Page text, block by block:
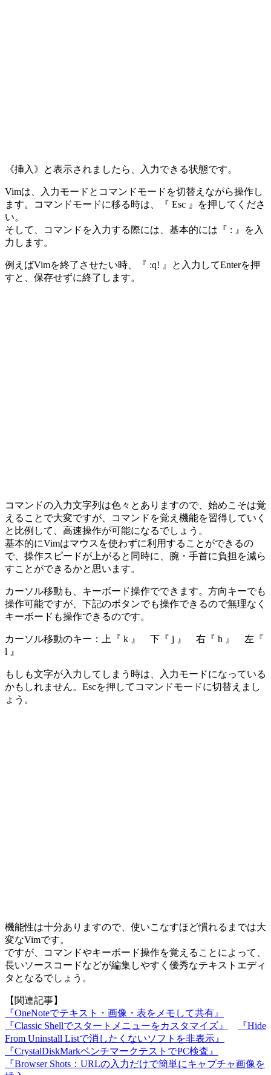
《挿入》と表示されましたら、入力できる状態です。
Vimは、入力モードとコマンドモードを切替えながら操作し
ます。コマンドモードに移る時は、『 Esc 』を押してくださ
い。
そして、コマンドを入力する際には、基本的には『 : 』を入
力します。
例えばVimを終了させたい時、『 :q! 』と入力してEnterを押
すと、保存せずに終了します。
コマンドの入力文字列は色々とありますので、始めこそは覚
えることで大変ですが、コマンドを覚え機能を習得していく
と比例して、高速操作が可能になるでしょう。
基本的にVimはマウスを使わずに利用することができるの
で、操作スピードが上がると同時に、腕・手首に負担を減ら
すことができるかと思います。
カーソル移動も、キーボード操作でできます。方向キーでも
操作可能ですが、下記のボタンでも操作できるので無理なく
キーボードも操作できるのです。
カーソル移動のキー：上『 k 』 下『 j 』 右『 h 』 左『
l 』
もしも文字が入力してしまう時は、入力モードになっている
かもしれません。Escを押してコマンドモードに切替えまし
ょう。
機能性は十分ありますので、使いこなすほど慣れるまでは大
変なVimです。
ですが、コマンドやキーボード操作を覚えることによって、
長いソースコードなどが編集しやすく優秀なテキストエディ
タとなるでしょう。
【関連記事】
『OneNoteでテキスト・画像・表をメモして共有』
『Classic Shellでスタートメニューをカスタマイズ』
『Hide
From Uninstall Listで消したくないソフトを非表示』
『CrystalDiskMarkベンチマークテストでPC検査』
『Browser Shots：URLの入力だけで簡単にキャプチャ画像を